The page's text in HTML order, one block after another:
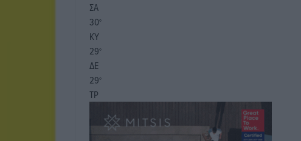
ΣΑ
30°
ΚΥ
29°
ΔΕ
29°
ΤΡ